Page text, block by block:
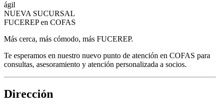
ágil
NUEVA SUCURSAL
FUCEREP en COFAS
Más cerca, más cómodo, más FUCEREP.
Te esperamos en nuestro nuevo punto de atención en COFAS para
consultas, asesoramiento y atención personalizada a socios.
Dirección